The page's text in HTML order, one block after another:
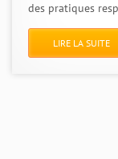
des pratiques
LIRE LA SUITE